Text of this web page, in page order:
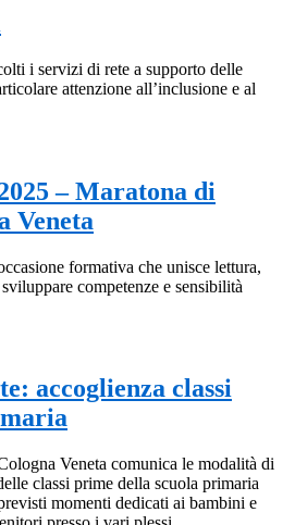
i servizi di rete a supporto delle
attenzione all’inclusione e al
– Maratona di
Veneta
formativa che unisce lettura,
competenze e sensibilità
accoglienza classi
Veneta comunica le modalità di
classi prime della scuola primaria
momenti dedicati ai bambini e